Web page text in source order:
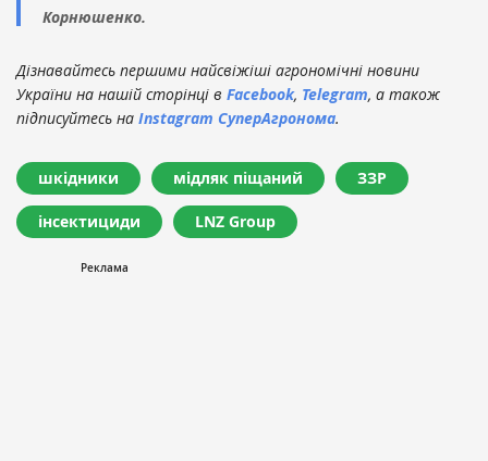
Корнюшенко.
Дізнавайтесь першими найсвіжіші агрономічні новини
України на нашій сторінці в Facebook, Telegram, а також
підписуйтесь на Instagram СуперАгронома.
шкідники мідляк піщаний ЗЗР
інсектициди LNZ Group